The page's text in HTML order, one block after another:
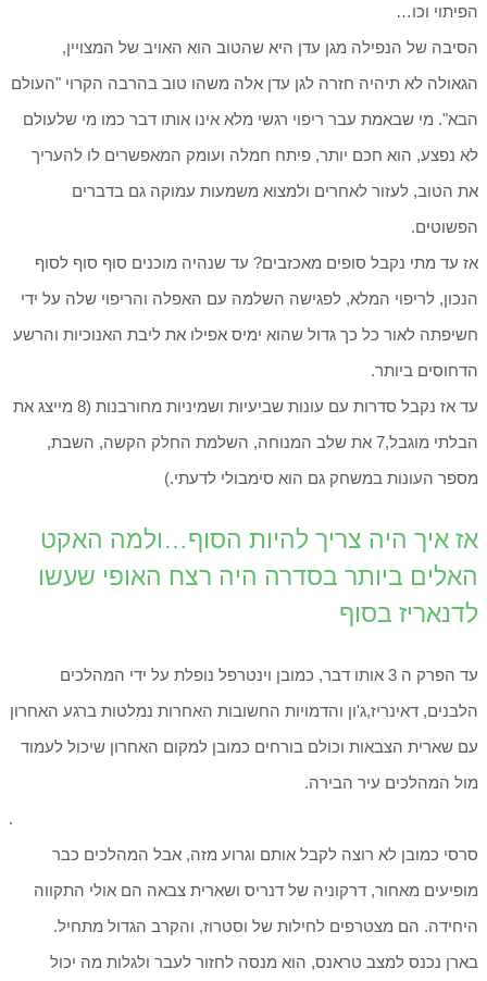
הפיתוי וכו…
הסיבה של הנפילה מגן עדן היא שהטוב הוא האויב של המצויין,
הגאולה לא תיהיה חזרה לגן עדן אלה משהו טוב בהרבה הקרוי "העולם
הבא". מי שבאמת עבר ריפוי רגשי מלא אינו אותו דבר כמו מי שלעולם
לא נפצע, הוא חכם יותר, פיתח חמלה ועומק המאפשרים לו להעריך
את הטוב, לעזור לאחרים ולמצוא משמעות עמוקה גם בדברים
הפשוטים.
אז עד מתי נקבל סופים מאכזבים? עד שנהיה מוכנים סוף סוף לסוף
הנכון, לריפוי המלא, לפגישה השלמה עם האפלה והריפוי שלה על ידי
חשיפתה לאור כל כך גדול שהוא ימיס אפילו את ליבת האנוכיות והרשע
הדחוסים ביותר.
עד אז נקבל סדרות עם עונות שביעיות ושמיניות מחורבנות (8 מייצג את
הבלתי מוגבל,7 את שלב המנוחה, השלמת החלק הקשה, השבת,
מספר העונות במשחק גם הוא סימבולי לדעתי.)
אז איך היה צריך להיות הסוף…ולמה האקט
האלים ביותר בסדרה היה רצח האופי שעשו
לדנאריז בסוף
עד הפרק ה 3 אותו דבר, כמובן וינטרפל נופלת על ידי המהלכים
הלבנים, דאינריז,ג'ון והדמויות החשובות האחרות נמלטות ברגע האחרון
עם שארית הצבאות וכולם בורחים כמובן למקום האחרון שיכול לעמוד
מול המהלכים עיר הבירה.
.
סרסי כמובן לא רוצה לקבל אותם וגרוע מזה, אבל המהלכים כבר
מופיעים מאחור, דרקוניה של דנריס ושארית צבאה הם אולי התקווה
היחידה. הם מצטרפים לחילות של וסטרוז, והקרב הגדול מתחיל.
בארן נכנס למצב טראנס, הוא מנסה לחזור לעבר ולגלות מה יכול